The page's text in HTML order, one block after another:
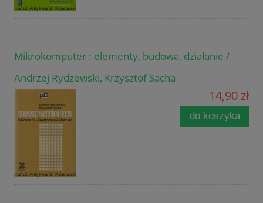
Mikrokomputer : elementy, budowa, działanie /
Andrzej Rydzewski, Krzysztof Sacha
14,90 zł
do koszyka